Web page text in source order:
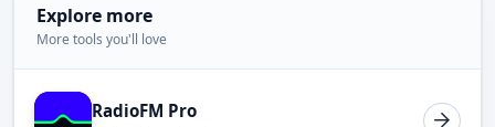
Explore more
More tools you'll love
RadioFM Pro